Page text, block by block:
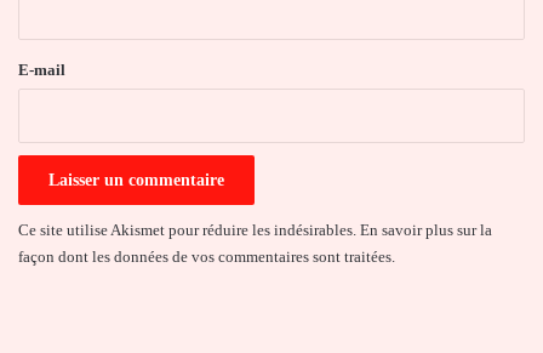
e
E-mail
Ce site utilise Akismet pour réduire les indésirables. En savoir plus sur la
façon dont les données de vos commentaires sont traitées.